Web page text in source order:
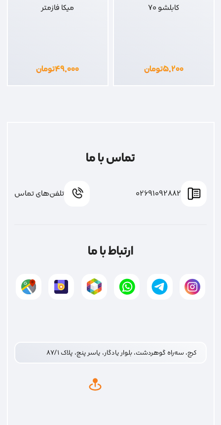
کابلشو 70
۵,۲۰۰تومان
میکا فازمتر
۴۹,۰۰۰تومان
تماس با ما
02691092882 تلفن‌های تماس
ارتباط با ما
کرج، سه‌راه گوهردشت، بلوار یادگار، یاسر پنج، پلاک ۸۷/۱